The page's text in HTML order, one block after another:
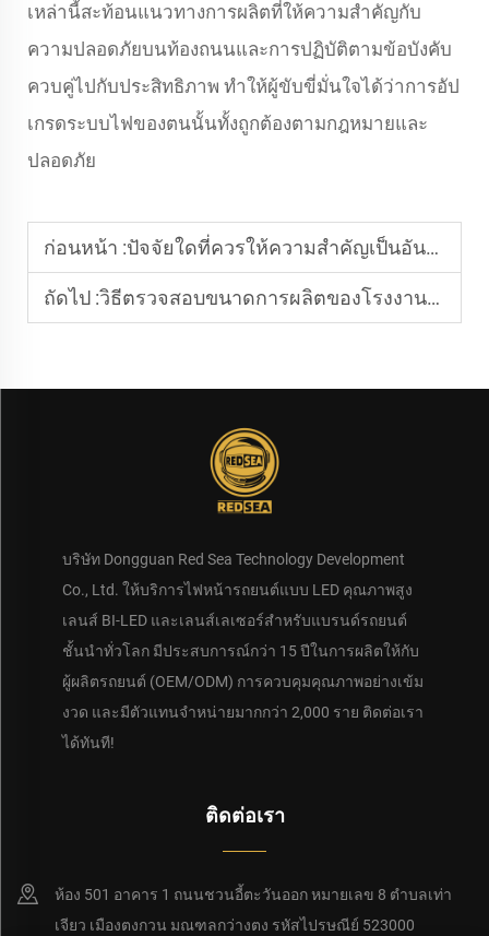
เหล่านี้สะท้อนแนวทางการผลิตที่ให้ความสำคัญกับ
ความปลอดภัยบนท้องถนนและการปฏิบัติตามข้อบังคับ
ควบคู่ไปกับประสิทธิภาพ ทำให้ผู้ขับขี่มั่นใจได้ว่าการอัป
เกรดระบบไฟของตนนั้นทั้งถูกต้องตามกฎหมายและ
ปลอดภัย
ก่อนหน้า :ปัจจัยใดที่ควรให้ความสำคัญเป็นอันดับแรกเมื่อเลือกหลอดไฟ LED แบบ H11 ที่ดีที่สุด
ถัดไป :วิธีตรวจสอบขนาดการผลิตของโรงงานผลิตไฟรถยนต์
บริษัท Dongguan Red Sea Technology Development
Co., Ltd. ให้บริการไฟหน้ารถยนต์แบบ LED คุณภาพสูง
เลนส์ BI-LED และเลนส์เลเซอร์สำหรับแบรนด์รถยนต์
ชั้นนำทั่วโลก มีประสบการณ์กว่า 15 ปีในการผลิตให้กับ
ผู้ผลิตรถยนต์ (OEM/ODM) การควบคุมคุณภาพอย่างเข้ม
งวด และมีตัวแทนจำหน่ายมากกว่า 2,000 ราย ติดต่อเรา
ได้ทันที!
ติดต่อเรา
ห้อง 501 อาคาร 1 ถนนชวนอี้ตะวันออก หมายเลข 8 ตำบลเท่า
เจียว เมืองตงกวน มณฑลกว่างตง รหัสไปรษณีย์ 523000